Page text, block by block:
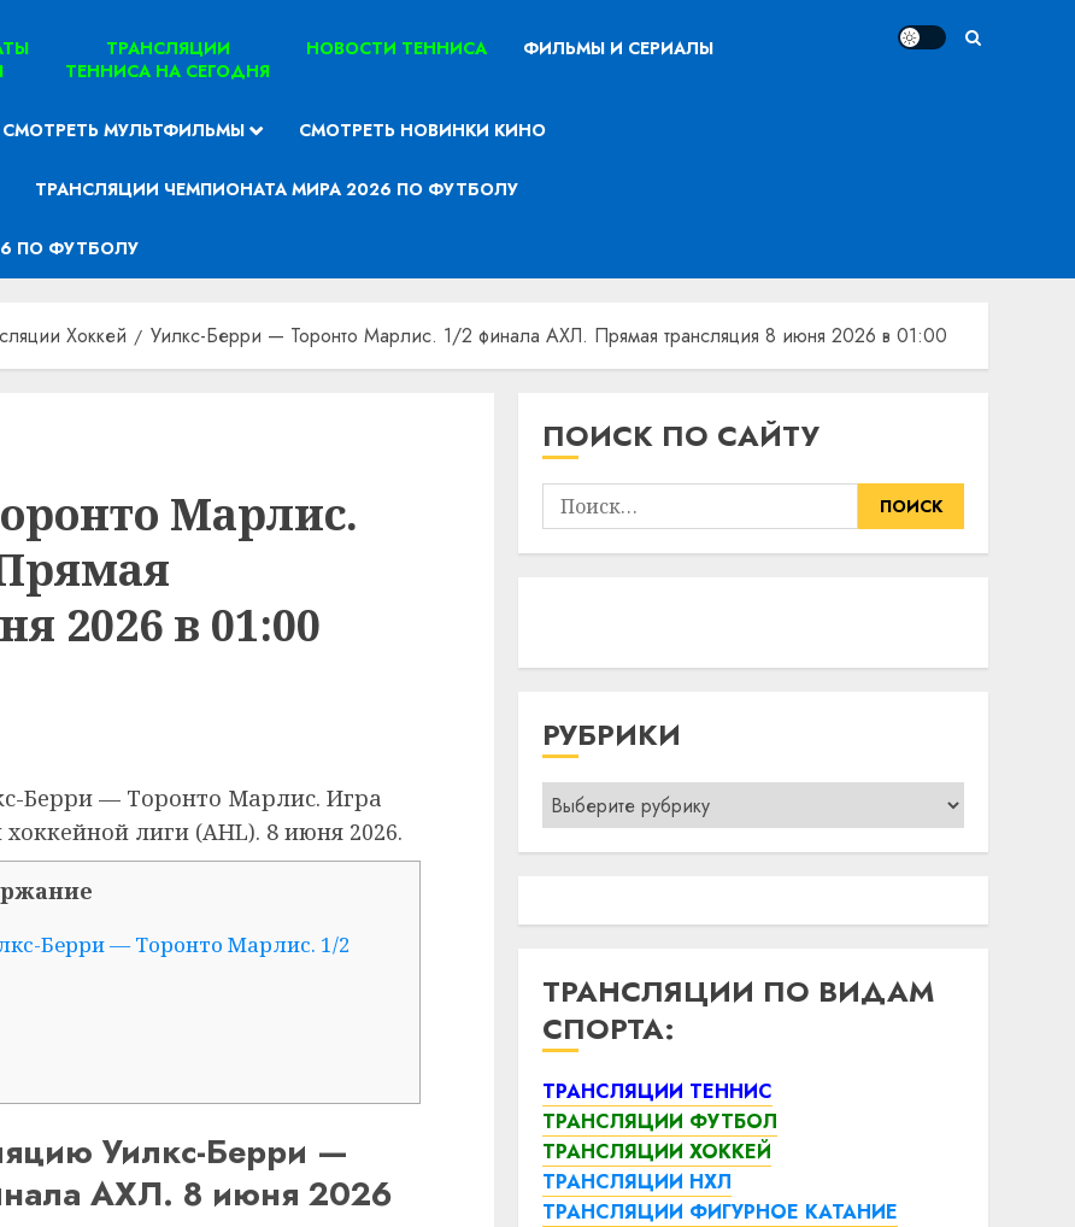
ТРАНСЛЯЦИИ
ТЕННИСА НА СЕГОДНЯ
НОВОСТИ ТЕННИСА ФИЛЬМЫ И СЕРИАЛЫ
СМОТРЕТЬ МУЛЬТФИЛЬМЫ СМОТРЕТЬ НОВИНКИ КИНО
ТРАНСЛЯЦИИ ЧЕМПИОНАТА МИРА 2026 ПО ФУТБОЛУ
ПО ФУТБОЛУ
Хоккей Уилкс-Берри — Торонто Марлис. 1/2 финала АХЛ. Прямая трансляция 8 июня 2026 в 01:00
Марлис.
2026 в 01:00
Берри — Торонто Марлис. Игра
лиги (AHL). 8 июня 2026.
Берри — Торонто Марлис. 1/2
Уилкс-Берри —
АХЛ. 8 июня 2026
ПОИСК ПО САЙТУ
Найти:
РУБРИКИ
Рубрики
ТРАНСЛЯЦИИ ПО ВИДАМ
СПОРТА:
ТРАНСЛЯЦИИ ТЕННИС
ТРАНСЛЯЦИИ ФУТБОЛ
ТРАНСЛЯЦИИ ХОККЕЙ
ТРАНСЛЯЦИИ НХЛ
ТРАНСЛЯЦИИ ФИГУРНОЕ КАТАНИЕ